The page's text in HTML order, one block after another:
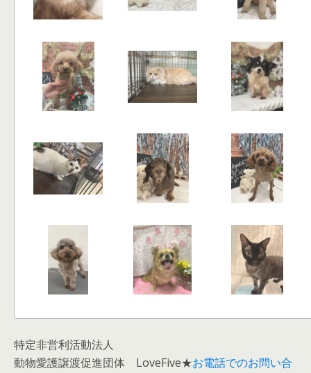
特定非営利活動法人
動物愛護譲渡促進団体 LoveFive★お電話でのお問い合